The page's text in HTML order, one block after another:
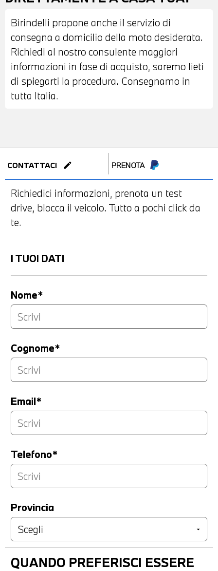
Birindelli propone anche il servizio di
consegna a domicilio della moto desiderata.
Richiedi al nostro consulente maggiori
informazioni in fase di acquisto, saremo lieti
di spiegarti la procedura. Consegnamo in
tutta Italia.
CONTATTACI edit PRENOTA
Richiedici informazioni, prenota un test
drive, blocca il veicolo. Tutto a pochi click da
te.
I TUOI DATI
Nome*
Cognome*
Email*
Telefono*
Provincia
QUANDO PREFERISCI ESSERE